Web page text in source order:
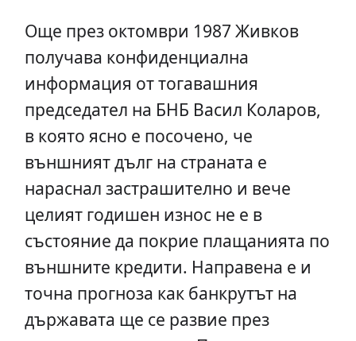
Още през октомври 1987 Живков
получава конфиденциална
информация от тогавашния
председател на БНБ Васил Коларов,
в която ясно е посочено, че
външният дълг на страната е
нараснал застрашително и вече
целият годишен износ не е в
състояние да покрие плащанията по
външните кредити. Направена е и
точна прогноза как банкрутът на
държавата ще се развие през